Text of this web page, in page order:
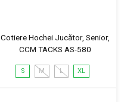
Cotiere Hochei Jucător, Senior,
CCM TACKS AS-580
S M L XL